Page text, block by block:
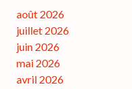
août 2026
juillet 2026
juin 2026
mai 2026
avril 2026